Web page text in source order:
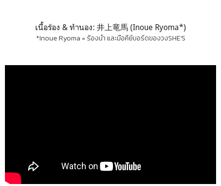
เนื้อร้อง & ทำนอง: 井上竜馬 (Inoue Ryoma*)
*Inoue Ryoma = ร้องนำ และมือคีย์บอร์ดของวงSHE'S